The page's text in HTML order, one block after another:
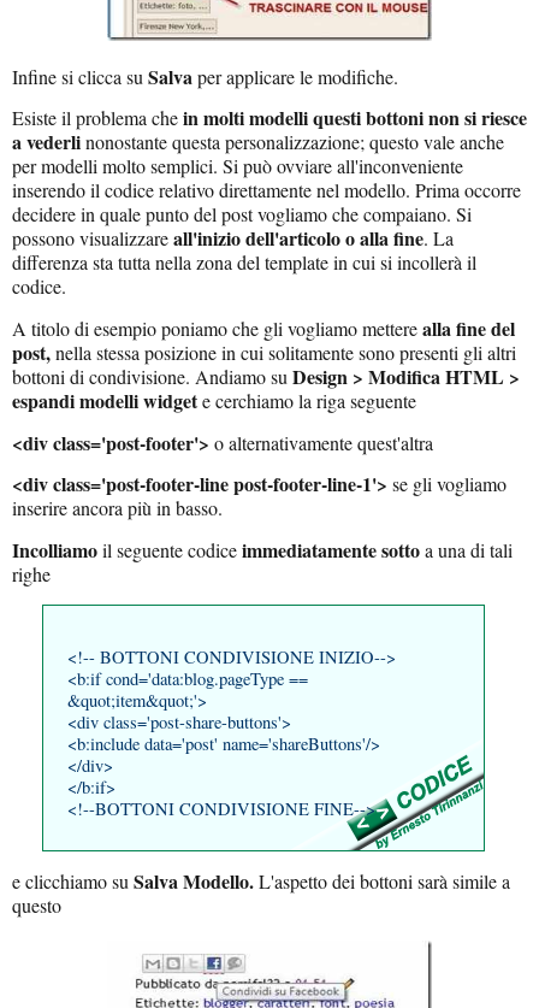
Infine si clicca su Salvaper applicare le modifiche.
Esiste il problema chein molti modelli questi bottoni non si riesce
a vederlinonostante questa personalizzazione; questo vale anche
per modelli molto semplici. Si può ovviare all'inconveniente
inserendo il codice relativo direttamente nel modello. Prima occorre
decidere in quale punto del post vogliamo che compaiano. Si
possono visualizzareall'inizio dell'articolo o alla fine. La
differenza sta tutta nella zona del template in cui si incollerà il
codice.
A titolo di esempio poniamo che gli vogliamo metterealla fine del
post,nella stessa posizione in cui solitamente sono presenti gli altri
bottoni di condivisione. Andiamo su Design > Modifica HTML >
espandi modelli widgete cerchiamo la riga seguente
<div class='post-footer'> o alternativamente quest'altra
<div class='post-footer-line post-footer-line-1'> se gli vogliamo
inserire ancora più in basso.
Incolliamoil seguente codiceimmediatamente sottoa una di tali
righe
<!-- BOTTONI CONDIVISIONE INIZIO-->
<b:if cond='data:blog.pageType ==
&quot;item&quot;'>
<div class='post-share-buttons'>
<b:include data='post' name='shareButtons'/>
</div>
</b:if>
<!--BOTTONI CONDIVISIONE FINE-->
e clicchiamo su Salva Modello.L'aspetto dei bottoni sarà simile a
questo